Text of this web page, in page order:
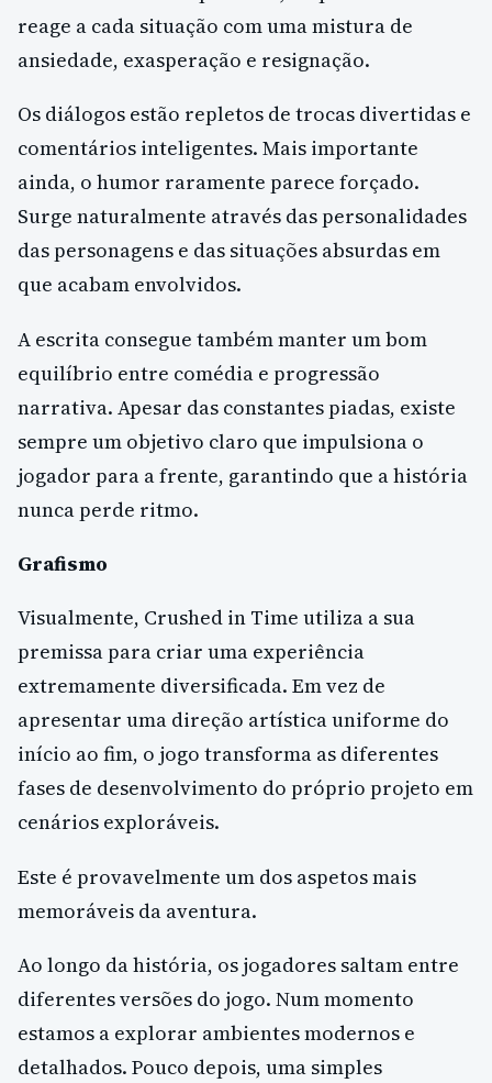
reage a cada situação com uma mistura de
ansiedade, exasperação e resignação.
Os diálogos estão repletos de trocas divertidas e
comentários inteligentes. Mais importante
ainda, o humor raramente parece forçado.
Surge naturalmente através das personalidades
das personagens e das situações absurdas em
que acabam envolvidos.
A escrita consegue também manter um bom
equilíbrio entre comédia e progressão
narrativa. Apesar das constantes piadas, existe
sempre um objetivo claro que impulsiona o
jogador para a frente, garantindo que a história
nunca perde ritmo.
Grafismo
Visualmente, Crushed in Time utiliza a sua
premissa para criar uma experiência
extremamente diversificada. Em vez de
apresentar uma direção artística uniforme do
início ao fim, o jogo transforma as diferentes
fases de desenvolvimento do próprio projeto em
cenários exploráveis.
Este é provavelmente um dos aspetos mais
memoráveis da aventura.
Ao longo da história, os jogadores saltam entre
diferentes versões do jogo. Num momento
estamos a explorar ambientes modernos e
detalhados. Pouco depois, uma simples